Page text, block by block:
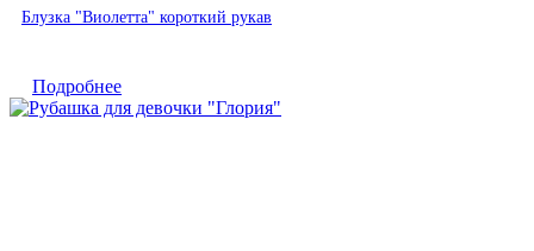
Блузка "Виолетта" короткий рукав
Подробнее